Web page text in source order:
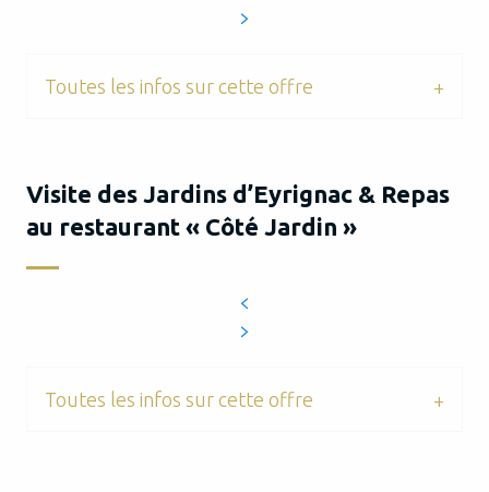
Toutes les infos sur cette offre
Visite des Jardins d’Eyrignac & Repas
au restaurant « Côté Jardin »
Toutes les infos sur cette offre